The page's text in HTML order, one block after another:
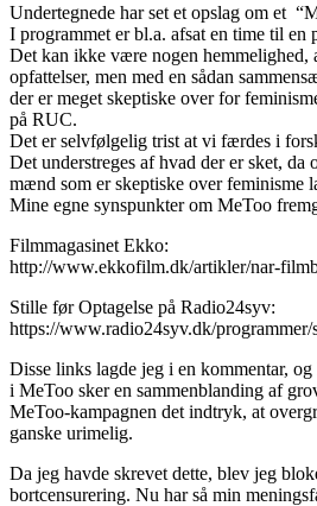
Undertegnede har set et opslag om et
I programmet er bl.a. afsat en time til en
Det kan ikke være nogen hemmelighed,
opfattelser, men med en sådan
der er meget skeptiske over for
på RUC.
Det er selvfølgelig trist at vi færdes i
Det understreges af hvad der er sket,
mænd som er skeptiske over feminisme
Mine egne synspunkter om MeToo
Filmmagasinet Ekko:
http://www.ekkofilm.dk/artikler/nar-
Stille før Optagelse på Radio24syv:
https://www.radio24syv.dk/
Disse links lagde jeg i en kommentar,
i MeToo sker en sammenblanding af
MeToo-kampagnen det indtryk, at
ganske urimelig.
Da jeg havde skrevet dette, blev jeg
bortcensurering. Nu har så min